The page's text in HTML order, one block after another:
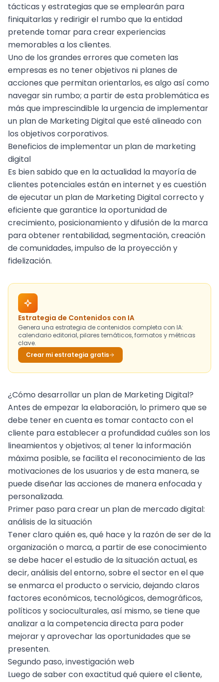
tácticas y estrategias que se emplearán para
finiquitarlas y redirigir el rumbo que la entidad
pretende tomar para crear experiencias
memorables a los clientes.
Uno de los grandes errores que cometen las
empresas es no tener objetivos ni planes de
acciones que permitan orientarlos, es algo así como
navegar sin rumbo; a partir de esta problemática es
más que imprescindible la urgencia de implementar
un plan de Marketing Digital que esté alineado con
los objetivos corporativos.
Beneficios de implementar un plan de marketing
digital
Es bien sabido que en la actualidad la mayoría de
clientes potenciales están en internet y es cuestión
de ejecutar un plan de Marketing Digital correcto y
eficiente que garantice la oportunidad de
crecimiento, posicionamiento y difusión de la marca
para obtener rentabilidad, segmentación, creación
de comunidades, impulso de la proyección y
fidelización.
Estrategia de Contenidos con IA
Genera una estrategia de contenidos completa con IA:
calendario editorial, pilares temáticos, formatos y métricas
clave.
Crear mi estrategia gratis
¿Cómo desarrollar un plan de Marketing Digital?
Antes de empezar la elaboración, lo primero que se
debe tener en cuenta es tomar contacto con el
cliente para establecer a profundidad cuáles son los
lineamientos y objetivos; al tener la información
máxima posible, se facilita el reconocimiento de las
motivaciones de los usuarios y de esta manera, se
puede diseñar las acciones de manera enfocada y
personalizada.
Primer paso para crear un plan de mercado digital:
análisis de la situación
Tener claro quién es, qué hace y la razón de ser de la
organización o marca, a partir de ese conocimiento
se debe hacer el estudio de la situación actual, es
decir, análisis del entorno, sobre el sector en el que
se enmarca el producto o servicio, dejando claros
factores económicos, tecnológicos, demográficos,
políticos y socioculturales, así mismo, se tiene que
analizar a la competencia directa para poder
mejorar y aprovechar las oportunidades que se
presenten.
Segundo paso, investigación web
Luego de saber con exactitud qué quiere el cliente,